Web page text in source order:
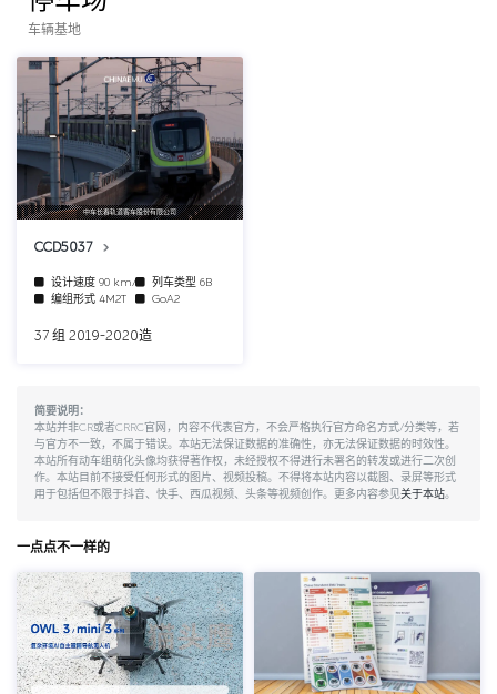
车辆基地
中车长春轨道客车股份有限公司
CCD5037
设计速度 90 km/h 列车类型 6B
编组形式 4M2T GoA2
37 组 2019-2020造
简要说明：
本站并非CR或者CRRC官网，内容不代表官方，不会严格执行官方命名方式/分类等，若
与官方不一致，不属于错误。本站无法保证数据的准确性，亦无法保证数据的时效性。
本站所有动车组萌化头像均获得著作权，未经授权不得进行未署名的转发或进行二次创
作。本站目前不接受任何形式的图片、视频投稿。不得将本站内容以截图、录屏等形式
用于包括但不限于抖音、快手、西瓜视频、头条等视频创作。更多内容参见关于本站。
一点点不一样的